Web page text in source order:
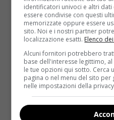
appartamento, al
selvagge e autoctone),le
all’interno
durante i mesi invernali.
alta, per cui si consiglia di
e fusti. La phalaenopsis
risultati migliori.Le
frequenti (ogni 3-5 giorni
demineralizzata a
superficiale (il substrato
identificatori univoci e altri
essere condivise con questi
memorizzate oppure essere
sito. Noi e i nostri partner
localizzazione esatti. Elenco
Alcuni fornitori potrebbero
base dell'interesse legittimo,
le tue opzioni qui sotto. Cerca
pagina o nel menu del sito
nelle impostazioni della